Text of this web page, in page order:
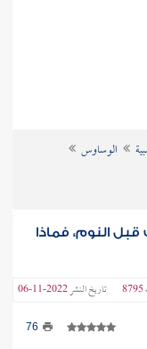
الوساوس
قبل النوم، فماذا
8795 تاريخ النشر2022-11-06
76